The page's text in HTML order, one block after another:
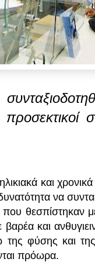
και χρονικά
να
που
και
φύσης και της
πρόωρα.